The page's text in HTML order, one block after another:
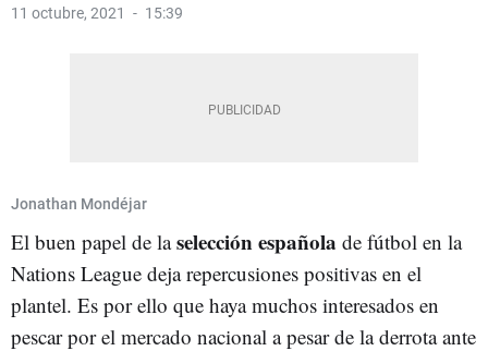
11 octubre, 2021 15:39
Jonathan Mondéjar
El buen papel de laselección española de fútbol en la
Nations League deja repercusiones positivas en el
plantel. Es por ello que haya muchos interesados en
pescar por el mercado nacional a pesar de la derrota ante